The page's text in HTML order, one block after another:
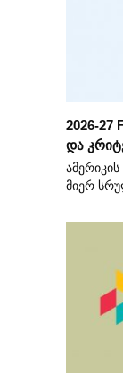
2026-27
და
მიერ